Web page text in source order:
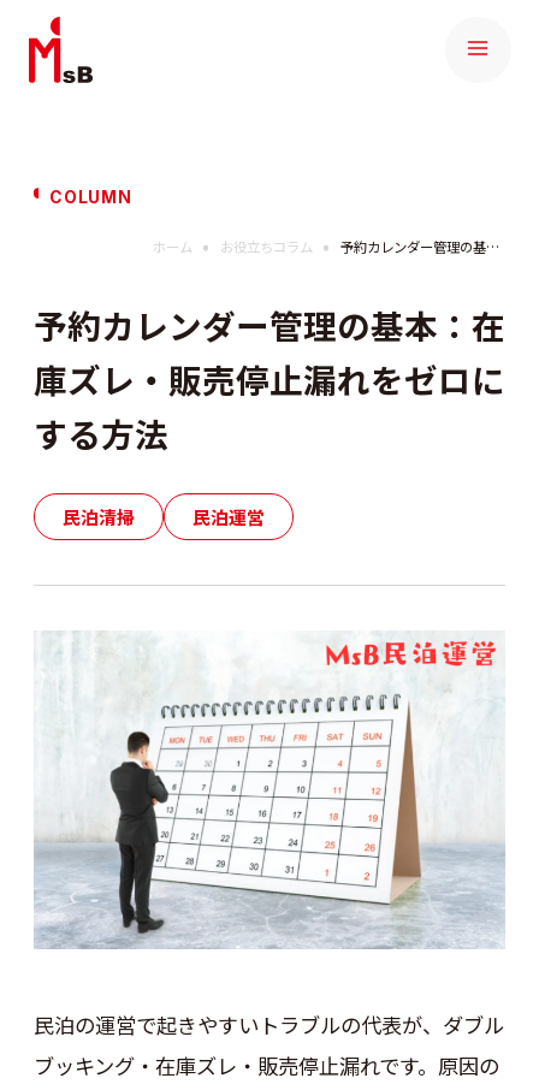
COLUMN
ホーム お役立ちコラム 予約カレンダー管理の基本：在庫ズレ・販売停止漏れをゼロにする方法
予約カレンダー管理の基本：在
庫ズレ・販売停止漏れをゼロに
する方法
民泊清掃 民泊運営
民泊の運営で起きやすいトラブルの代表が、ダブル
ブッキング・在庫ズレ・販売停止漏れです。原因の